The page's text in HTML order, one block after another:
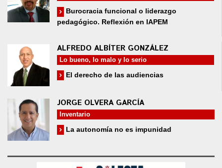
Burocracia funcional o liderazgo
pedagógico. Reflexión en IAPEM
ALFREDO ALBÍTER GONZÁLEZ
Lo bueno, lo malo y lo serio
El derecho de las audiencias
JORGE OLVERA GARCÍA
Inventario
La autonomía no es impunidad